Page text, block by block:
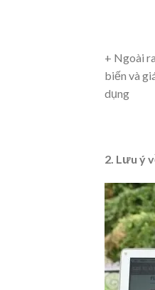
+ Ngoài
biến và
dụng
2. Lưu ý